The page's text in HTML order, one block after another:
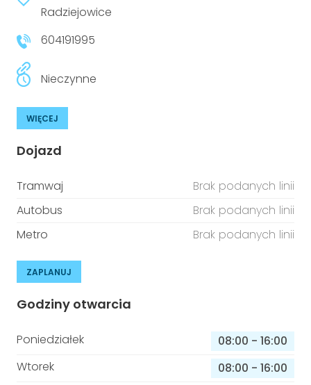
niepełnosprawnościami
Prawo
Prawa osób z niepełnosprawnościami
Aktualności
Urządzenia IoT
Radziejowice
604191995
Nieczynne
WIĘCEJ
Dojazd
Tramwaj
Brak podanych linii
Autobus
Brak podanych linii
Metro
Brak podanych linii
ZAPLANUJ
Godziny otwarcia
Poniedziałek 08:00 - 16:00
Wtorek
08:00 - 16:00